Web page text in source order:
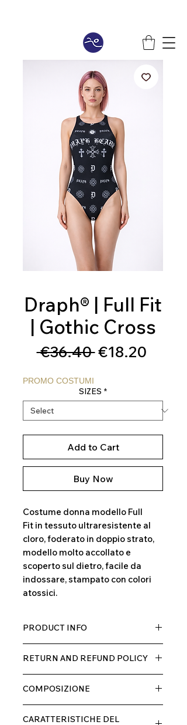
Draph® | Full Fit
| Gothic Cross
€36.40 Regular
€18.20Sale
PROMO COSTUMI
SIZES *
Add to Cart
Buy Now
Costume donna modello Full
Fit in tessuto ultraresistente al
cloro, foderato in doppio strato,
modello molto accollato e
scoperto sul dietro, facile da
indossare, stampato con colori
atossici.
PRODUCT INFO
di elastane, molto comodo per chi lo
indossa grazia alla sua elastcità, in
doppio strato con fodera.
RETURN AND REFUND POLICY
entro 10 giorni dal ricevimento,
rimborseremo il cliente, escluse le
spese di spedizione, non appena
COMPOSIZIONE
20% ELASTANE
CARATTERISTICHE DEL